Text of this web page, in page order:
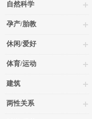
自然科学
孕产/胎教
休闲/爱好
体育/运动
建筑
两性关系